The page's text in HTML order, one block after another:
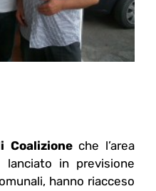
Coalizioneche l’area
lanciato in previsione
hanno riacceso